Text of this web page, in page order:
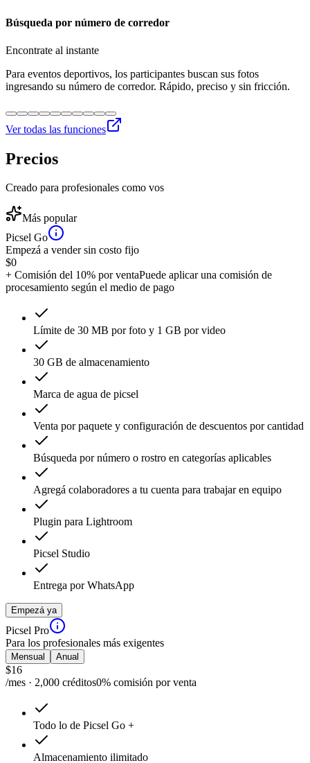
Búsqueda por número de corredor
Encontrate al instante
Para eventos deportivos, los participantes buscan sus fotos
ingresando su número de corredor. Rápido, preciso y sin fricción.
Ver todas las funciones
Precios
Creado para profesionales como vos
Más popular
Picsel Go
Empezá a vender sin costo fijo
$0
+ Comisión del 10% por ventaPuede aplicar una comisión de
procesamiento según el medio de pago
Límite de 30 MB por foto y 1 GB por video
30 GB de almacenamiento
Marca de agua de picsel
Venta por paquete y configuración de descuentos por cantidad
Búsqueda por número o rostro en categorías aplicables
Agregá colaboradores a tu cuenta para trabajar en equipo
Plugin para Lightroom
Picsel Studio
Entrega por WhatsApp
Empezá ya
Picsel Pro
Para los profesionales más exigentes
Mensual Anual
$16
/mes · 2,000 créditos0% comisión por venta
Todo lo de Picsel Go +
Almacenamiento ilimitado